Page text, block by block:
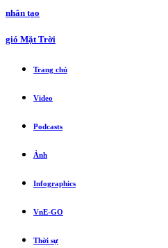
nhân tạo
gió Mặt Trời
Trang chủ
Video
Podcasts
Ảnh
Infographics
VnE-GO
Thời sự